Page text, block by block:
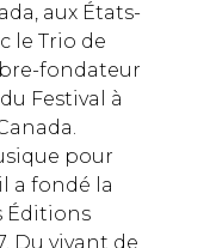
aux États-
le Trio de
fondateur
Festival à
pour
a fondé la
Éditions
Du vivant de